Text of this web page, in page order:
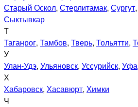
Старый Оскол, Стерлитамак, Сургут,
Сыктывкар
Т
Таганрог, Тамбов, Тверь, Тольятти,
У
Улан-Удэ, Ульяновск, Уссурийск, Уфа
Х
Хабаровск, Хасавюрт, Химки
Ч